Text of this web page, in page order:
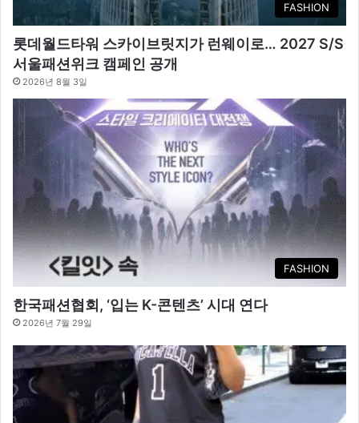
FASHION
롯데월드타워 스카이브릿지가 런웨이로… 2027 S/S
서울패션위크 캠페인 공개
2026년 8월 3일
FASHION
한국패션협회, ‘입는 K-콘텐츠’ 시대 연다
2026년 7월 29일